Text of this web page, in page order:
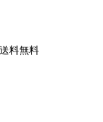
料無料